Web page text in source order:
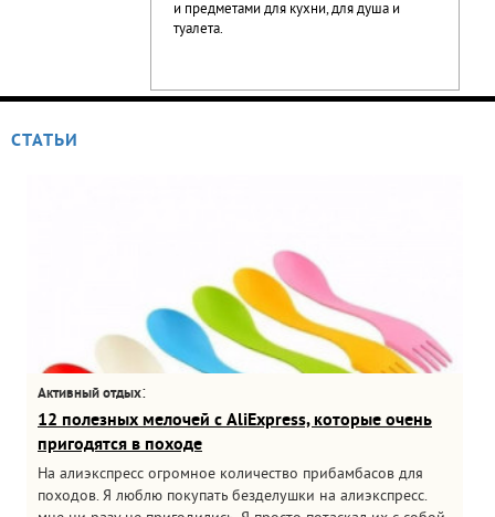
и предметами для кухни, для душа и
туалета.
СТАТЬИ
Активный отдых:
12 полезных мелочей с AliExpress, которые очень
пригодятся в походе
На алиэкспресс огромное количество прибамбасов для
походов. Я люблю покупать безделушки на алиэкспресс.